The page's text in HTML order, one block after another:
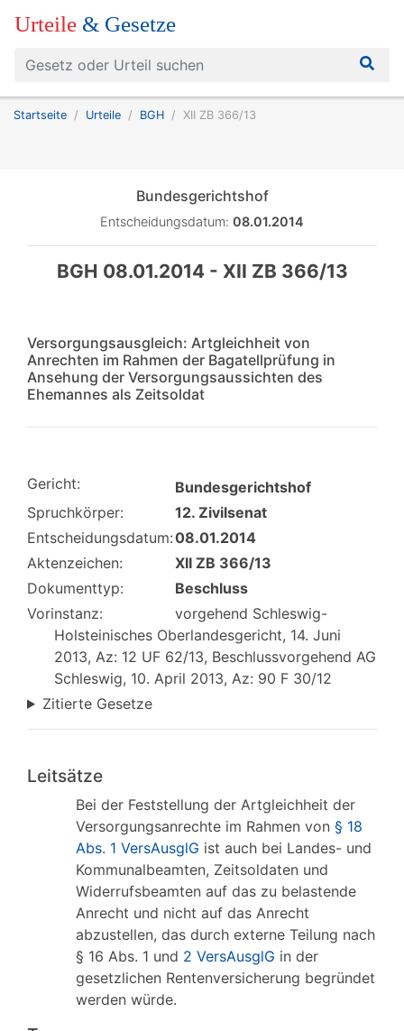
Urteile & Gesetze
Startseite Urteile BGH XII ZB 366/13
Bundesgerichtshof
Entscheidungsdatum: 08.01.2014
BGH 08.01.2014 - XII ZB 366/13
Versorgungsausgleich: Artgleichheit von
Anrechten im Rahmen der Bagatellprüfung in
Ansehung der Versorgungsaussichten des
Ehemannes als Zeitsoldat
Gericht:
Bundesgerichtshof
Spruchkörper:
12. Zivilsenat
Entscheidungsdatum:08.01.2014
Aktenzeichen:
XII ZB 366/13
Dokumenttyp:
Beschluss
Vorinstanz:
vorgehend Schleswig-
Holsteinisches Oberlandesgericht, 14. Juni
2013, Az: 12 UF 62/13, Beschlussvorgehend AG
Schleswig, 10. April 2013, Az: 90 F 30/12
Zitierte Gesetze
Leitsätze
Bei der Feststellung der Artgleichheit der
Versorgungsanrechte im Rahmen von § 18
Abs. 1 VersAusglG ist auch bei Landes- und
Kommunalbeamten, Zeitsoldaten und
Widerrufsbeamten auf das zu belastende
Anrecht und nicht auf das Anrecht
abzustellen, das durch externe Teilung nach
§ 16 Abs. 1 und 2 VersAusglG in der
gesetzlichen Rentenversicherung begründet
werden würde.